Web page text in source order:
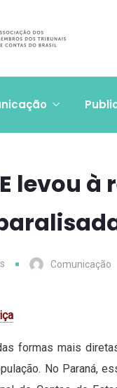
levou à
Comunicação
formas mais
No Paraná,